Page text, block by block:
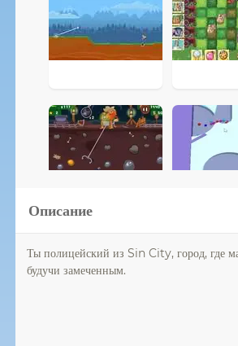
Описание
Ты полицейский из Sin City, город, где
будучи замеченным.